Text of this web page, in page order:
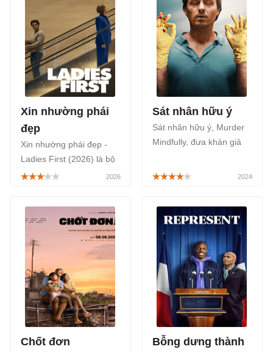
Xin nhường phái
đẹp
Xin nhường phái đẹp -
Ladies First (2026) là bộ
phim hài Mỹ từ đạo diễn
Before You).
Sát nhân hữu ý
Sát nhân hữu ý, Murder
Mindfully, đưa khán giả
phạm giật gân hài hước
bán chạy cùng tên.
Chốt đơn
Bỗng dưng thành